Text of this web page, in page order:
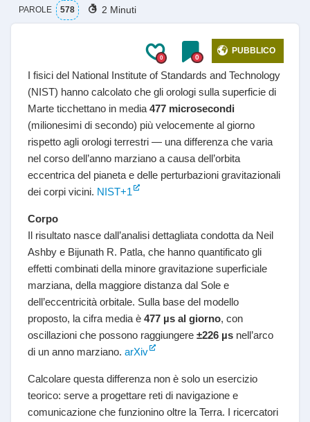
PAROLE 578 2 Minuti
0 0
PUBBLICO
I fisici del National Institute of Standards and Technology
(NIST) hanno calcolato che gli orologi sulla superficie di
Marte ticchettano in media 477 microsecondi
(milionesimi di secondo) più velocemente al giorno
rispetto agli orologi terrestri — una differenza che varia
nel corso dell’anno marziano a causa dell’orbita
eccentrica del pianeta e delle perturbazioni gravitazionali
dei corpi vicini. NIST+1
Corpo
Il risultato nasce dall’analisi dettagliata condotta da Neil
Ashby e Bijunath R. Patla, che hanno quantificato gli
effetti combinati della minore gravitazione superficiale
marziana, della maggiore distanza dal Sole e
dell’eccentricità orbitale. Sulla base del modello
proposto, la cifra media è 477 µs al giorno, con
oscillazioni che possono raggiungere ±226 µs nell’arco
di un anno marziano. arXiv
Calcolare questa differenza non è solo un esercizio
teorico: serve a progettare reti di navigazione e
comunicazione che funzionino oltre la Terra. I ricercatori